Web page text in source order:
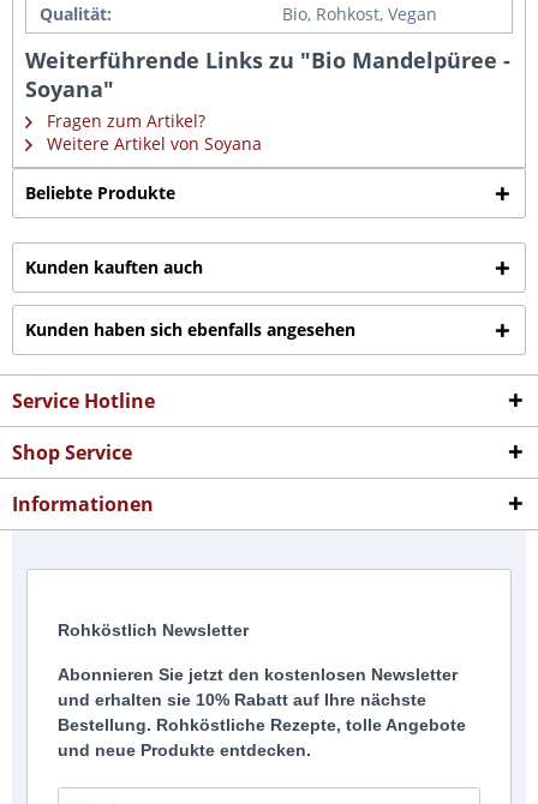
Qualität: Bio, Rohkost, Vegan
Weiterführende Links zu "Bio Mandelpüree -
Soyana"
Fragen zum Artikel?
Weitere Artikel von Soyana
Beliebte Produkte
Kunden kauften auch
Kunden haben sich ebenfalls angesehen
Service Hotline
Shop Service
Informationen
Rohköstlich Newsletter
Abonnieren Sie jetzt den kostenlosen Newsletter
und erhalten sie 10% Rabatt auf Ihre nächste
Bestellung. Rohköstliche Rezepte, tolle Angebote
und neue Produkte entdecken.